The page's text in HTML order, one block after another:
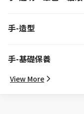
手-造型
手-基礎保養
View More